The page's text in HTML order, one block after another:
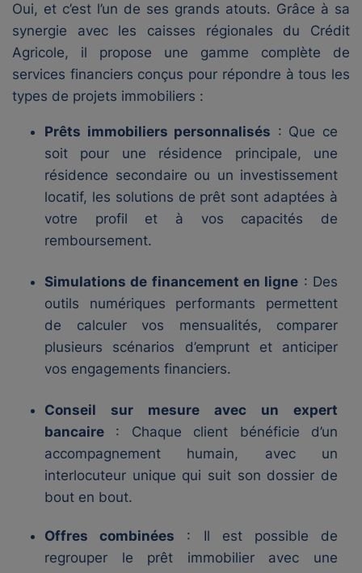
Oui, et c’est l’un de ses grands atouts. Grâce à sa
synergie avec les caisses régionales du Crédit
Agricole, il propose une gamme complète de
services financiers conçus pour répondre à tous les
types de projets immobiliers :
Prêts immobiliers personnalisés : Que ce
soit pour une résidence principale, une
résidence secondaire ou un investissement
locatif, les solutions de prêt sont adaptées à
votre profil et à vos capacités de
remboursement.
Simulations de financement en ligne : Des
outils numériques performants permettent
de calculer vos mensualités, comparer
plusieurs scénarios d’emprunt et anticiper
vos engagements financiers.
Conseil sur mesure avec un expert
bancaire : Chaque client bénéficie d’un
accompagnement humain, avec un
interlocuteur unique qui suit son dossier de
bout en bout.
Offres combinées : Il est possible de
regrouper le prêt immobilier avec une